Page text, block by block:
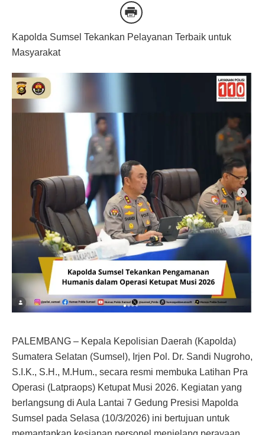
Kapolda Sumsel Tekankan Pelayanan Terbaik untuk
Masyarakat
PALEMBANG – Kepala Kepolisian Daerah (Kapolda)
Sumatera Selatan (Sumsel), Irjen Pol. Dr. Sandi Nugroho,
S.I.K., S.H., M.Hum., secara resmi membuka Latihan Pra
Operasi (Latpraops) Ketupat Musi 2026. Kegiatan yang
berlangsung di Aula Lantai 7 Gedung Presisi Mapolda
Sumsel pada Selasa (10/3/2026) ini bertujuan untuk